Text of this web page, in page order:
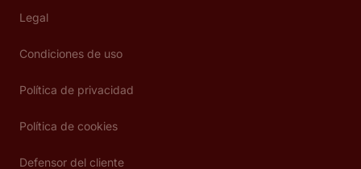
Legal
Condiciones de uso
Política de privacidad
Política de cookies
Defensor del cliente